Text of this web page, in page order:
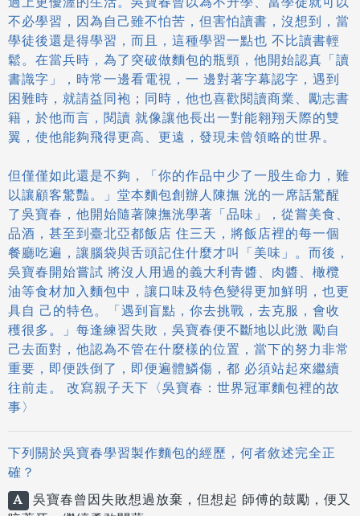
不必學習，因為自己雖不怕苦，但害怕讀書，沒想到，當
學徒後還是得學習，而且，這種學習一點也 不比讀書輕
鬆。在當兵時，為了突破做麵包的瓶頸，他開始認真「讀
書識字」，時常一邊看電視，一 邊對著字幕認字，遇到
困難時，就請益同袍；同時，他也喜歡閱讀商業、勵志書
籍，於他而言，閱讀 就像讓他長出一對能翱翔天際的雙
翼，使他能夠飛得更高、更遠，發現未曾領略的世界。
但僅僅如此還是不夠，「你的作品中少了一股生命力，難
以讓顧客驚豔。」堂本麵包創辦人陳撫 洸的一席話驚醒
了吳寶春，他開始隨著陳撫洸學著「品味」，從嘗美食、
品酒，甚至到臺北亞都飯店 住三天，將飯店裡的每一個
餐廳吃遍，讓腦袋與舌頭記住什麼才叫「美味」。而後，
吳寶春開始嘗試 將沒人用過的義大利青醬、肉醬、橄欖
油等食材加入麵包中，讓口味及特色變得更加鮮明，也更
具自 己的特色。「遇到盲點，你去挑戰，去克服，會收
穫很多。」每逢練習失敗，吳寶春便不斷地以此激 勵自
己去面對，他認為不管在什麼樣的位置，當下的努力非常
重要，即便跌倒了，即便遍體鱗傷，都 必須站起來繼續
往前走。 改寫親子天下〈吳寶春：世界冠軍麵包裡的故
事〉
下列關於吳寶春學習製作麵包的經歷，何者敘述完全正
確？
A 吳寶春曾因失敗想過放棄，但想起 師傅的鼓勵，便又